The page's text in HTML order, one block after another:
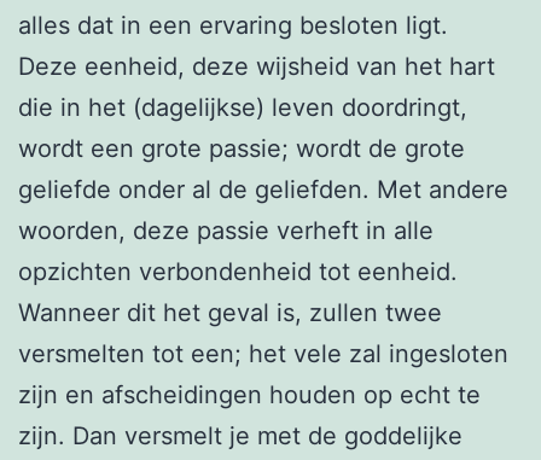
alles dat in een ervaring besloten ligt.
Deze eenheid, deze wijsheid van het hart
die in het (dagelijkse) leven doordringt,
wordt een grote passie; wordt de grote
geliefde onder al de geliefden. Met andere
woorden, deze passie verheft in alle
opzichten verbondenheid tot eenheid.
Wanneer dit het geval is, zullen twee
versmelten tot een; het vele zal ingesloten
zijn en afscheidingen houden op echt te
zijn. Dan versmelt je met de goddelijke